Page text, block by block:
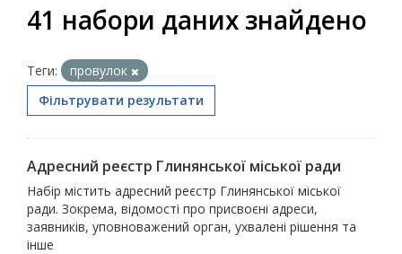
41 набори даних знайдено
Теги:
провулок
Фільтрувати результати
Адресний реєстр Глинянської міської ради
Набір містить адресний реєстр Глинянської міської
ради. Зокрема, відомості про присвоєні адреси,
заявників, уповноважений орган, ухвалені рішення та
інше